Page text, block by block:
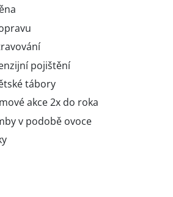
pojištění
tábory
akce 2x do roka
v podobě ovoce